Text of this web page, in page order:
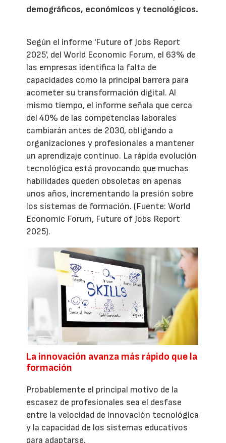
demográficos, económicos y tecnológicos.
Según el informe 'Future of Jobs Report
2025', del World Economic Forum, el 63% de
las empresas identifica la falta de
capacidades como la principal barrera para
acometer su transformación digital. Al
mismo tiempo, el informe señala que cerca
del 40% de las competencias laborales
cambiarán antes de 2030, obligando a
organizaciones y profesionales a mantener
un aprendizaje continuo. La rápida evolución
tecnológica está provocando que muchas
habilidades queden obsoletas en apenas
unos años, incrementando la presión sobre
los sistemas de formación. (Fuente: World
Economic Forum, Future of Jobs Report
2025).
La innovación avanza más rápido que la
formación
Probablemente el principal motivo de la
escasez de profesionales sea el desfase
entre la velocidad de innovación tecnológica
y la capacidad de los sistemas educativos
para adaptarse.